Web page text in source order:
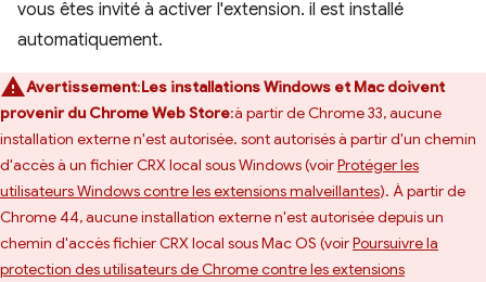
vous êtes invité à activer l'extension. il est installé
automatiquement.
Avertissement:Les installations Windows et Mac doivent
provenir du Chrome Web Store:à partir de Chrome 33, aucune
installation externe n'est autorisée. sont autorisés à partir d'un chemin
d'accès à un fichier CRX local sous Windows (voirProtéger les
utilisateurs Windows contre les extensions malveillantes). À partir de
Chrome 44, aucune installation externe n'est autorisée depuis un
chemin d'accès fichier CRX local sous Mac OS (voirPoursuivre la
protection des utilisateurs de Chrome contre les extensions